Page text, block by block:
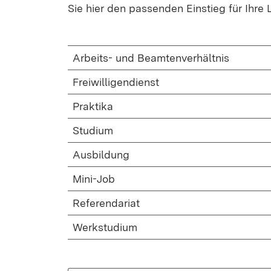
Sie hier den passenden Einstieg für Ihre
Arbeits- und Beamtenverhältnis
Freiwilligendienst
Praktika
Studium
Ausbildung
Mini-Job
Referendariat
Werkstudium